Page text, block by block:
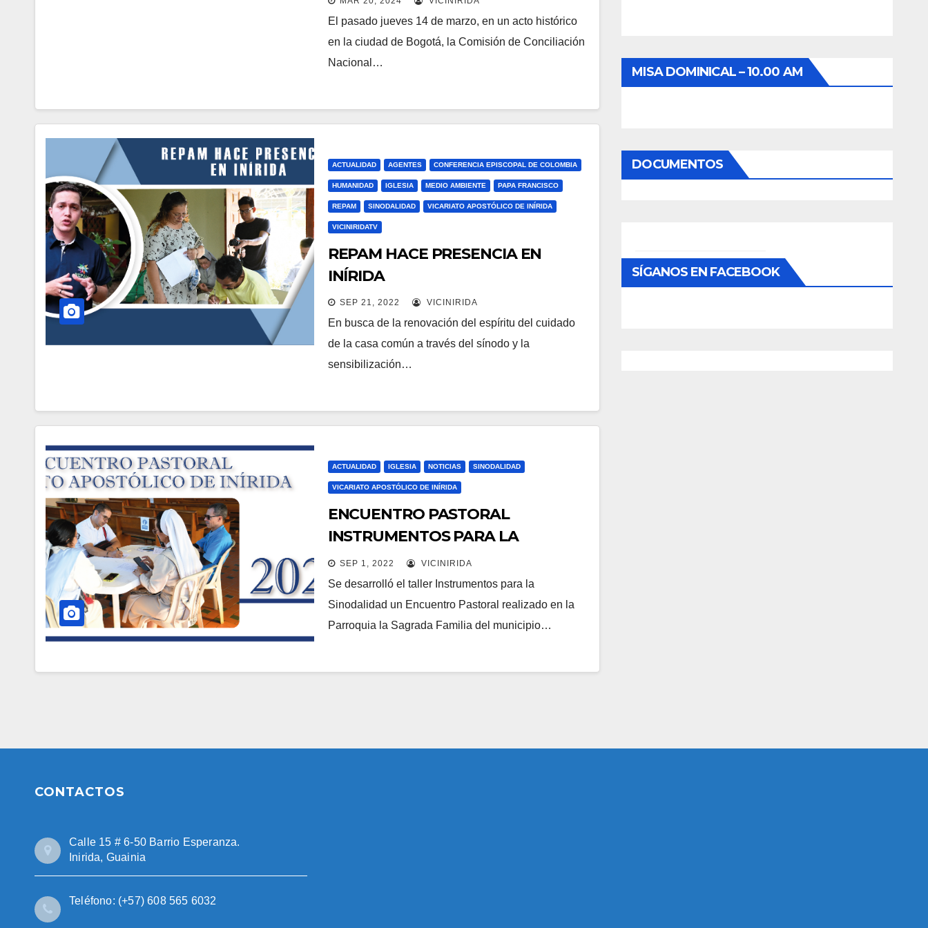
COLOMBIA: UNA INICIATIVA
COLECTIVA
El pasado jueves 14 de marzo, en un acto histórico
en la ciudad de Bogotá, la Comisión de Conciliación
Nacional…
ACTUALIDAD AGENTES CONFERENCIA EPISCOPAL DE COLOMBIA
HUMANIDAD IGLESIA MEDIO AMBIENTE PAPA FRANCISCO
REPAM SINODALIDAD VICARIATO APOSTÓLICO DE INÍRIDA
VICINIRIDATV
REPAM HACE PRESENCIA EN
INÍRIDA
SEP 21, 2022 VICINIRIDA
En busca de la renovación del espíritu del cuidado
de la casa común a través del sínodo y la
sensibilización…
ACTUALIDAD IGLESIA NOTICIAS SINODALIDAD
VICARIATO APOSTÓLICO DE INÍRIDA
ENCUENTRO PASTORAL
INSTRUMENTOS PARA LA
SINODALIDAD
SEP 1, 2022 VICINIRIDA
Se desarrolló el taller Instrumentos para la
Sinodalidad un Encuentro Pastoral realizado en la
Parroquia la Sagrada Familia del municipio…
MISA DOMINICAL – 10.00 AM
DOCUMENTOS
SÍGANOS EN FACEBOOK
CONTACTOS
Calle 15 # 6-50 Barrio Esperanza.
Inirida, Guainia
Teléfono: (+57) 608 565 6032